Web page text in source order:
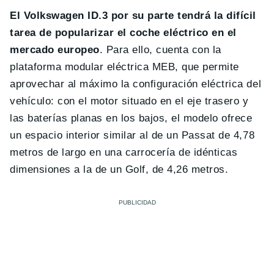
El Volkswagen ID.3 por su parte tendrá la difícil
tarea de popularizar el coche eléctrico en el
mercado europeo. Para ello, cuenta con la
plataforma modular eléctrica MEB, que permite
aprovechar al máximo la configuración eléctrica del
vehículo: con el motor situado en el eje trasero y
las baterías planas en los bajos, el modelo ofrece
un espacio interior similar al de un Passat de 4,78
metros de largo en una carrocería de idénticas
dimensiones a la de un Golf, de 4,26 metros.